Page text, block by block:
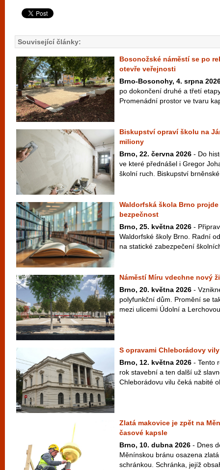
Související články:
Bosonožské náměstí se po
otevře veřejnosti
Brno-Bosonohy, 4. srpna
po dokončení druhé a třetí
Promenádní prostor ve tvaru
Biskupství opraví školu na
miliony
Brno, 22. června 2026 - Do
ve které přednášel i Gregor
školní ruch. Biskupství
Waldorfská škola Brno
bezpečnost
Brno, 25. května 2026 -
Waldorfské školy Brno. Radní
na statické zabezpečení
Náměstí Míru vdechne nový
Brno, 20. května 2026 -
polyfunkční dům. Promění se
mezi ulicemi Údolní a
S opravami Chleborádovy
Brno, 12. května 2026 - Tento
rok stavební a ten další už
Chleborádovu vilu čeká nabité
Zlatá makovice je zpět na
časové kapsle
Brno, 10. dubna 2026 - Dnes
Měnínskou bránu osazena
schránkou. Schránka, jejíž